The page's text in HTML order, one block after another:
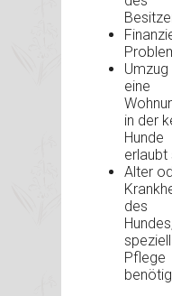
Umzug
eine
in der
Hunde
erlaubt
Alter
des
Pflege